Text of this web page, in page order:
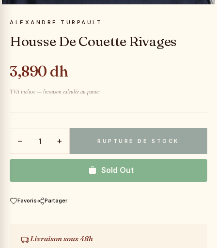
ALEXANDRE TURPAULT
Housse De Couette Rivages
3,890 dh
TVA incluse — livraison calculée au panier
− + RUPTURE DE STOCK
Sold Out
Favoris Partager
Livraison sous 48h